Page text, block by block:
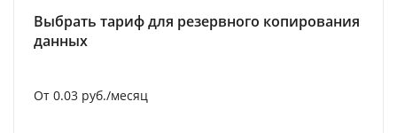
Выбрать тариф для резервного копирования
данных
От 0.03 руб./месяц